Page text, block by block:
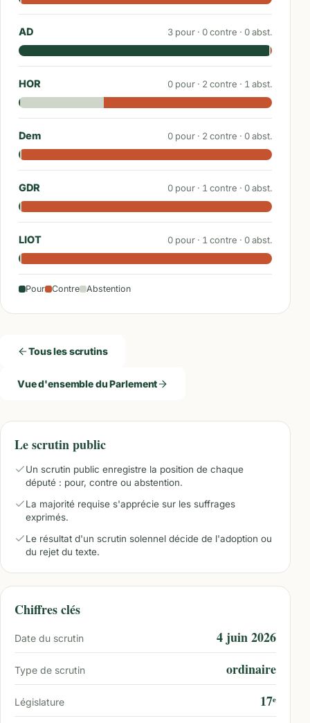
AD 3 pour · 0contre · 0abst.
HOR 0 pour · 2 contre · 1 abst.
Dem 0 pour · 2 contre · 0abst.
GDR 0 pour · 1 contre · 0abst.
LIOT 0 pour · 1 contre · 0abst.
Pour Contre Abstention
Tous les scrutins
Vue d'ensemble du Parlement
Le scrutin public
Un scrutin public enregistre la position de chaque
député : pour, contre ou abstention.
La majorité requise s'apprécie sur les suffrages
exprimés.
Le résultat d'un scrutin solennel décide de l'adoption ou
du rejet du texte.
Chiffres clés
Date du scrutin 4 juin 2026
Type de scrutin ordinaire
Législature 17ᵉ